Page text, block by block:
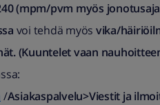
(mpm/pvm myös
voi tehdä myös vika/
(Kuuntelet vaan
/Asiakaspalvelu>Viestit ja